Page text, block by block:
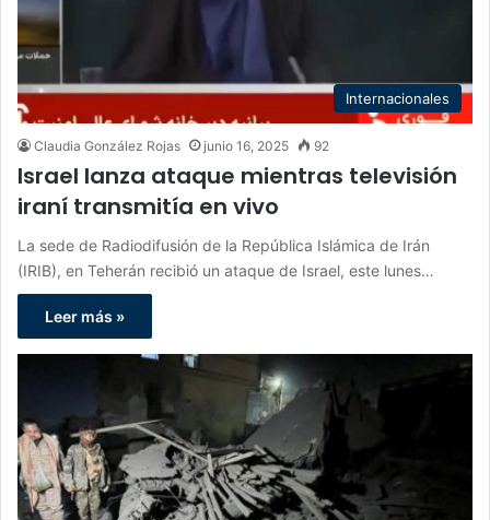
Internacionales
Claudia González Rojas junio 16, 2025 92
Israel lanza ataque mientras televisión
iraní transmitía en vivo
La sede de Radiodifusión de la República Islámica de Irán
(IRIB), en Teherán recibió un ataque de Israel, este lunes…
Leer más »